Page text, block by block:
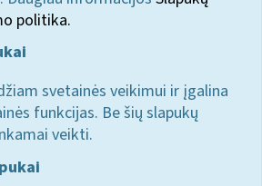
politika.
svetainės veikimui ir įgalina
funkcijas. Be šių slapukų
veikti.